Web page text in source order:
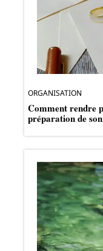
ORGANISATION
Comment rendre
préparation de